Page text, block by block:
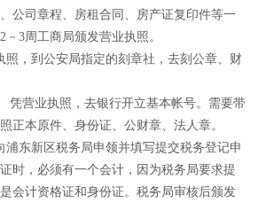
公司章程、房租合同、房产证复印件等一
3周工商局颁发营业执照。
照，到公安局指定的刻章社，去刻公章、财
凭营业执照，去银行开立基本帐号。需要带
正本原件、身份证、公财章、法人章。
浦东新区税务局申领并填写提交税务登记申
时，必须有一个会计，因为税务局要求提
会计资格证和身份证。税务局审核后颁发